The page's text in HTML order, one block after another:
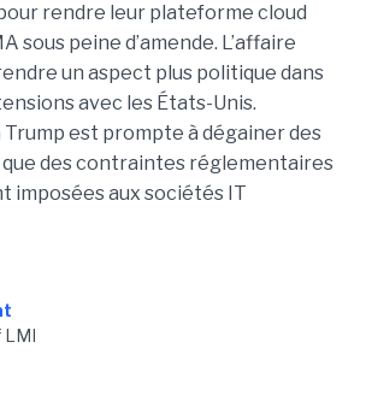
rendre leur plateforme cloud
sous peine d’amende. L’affaire
un aspect plus politique dans
avec les États-Unis.
Trump est prompte à dégainer des
des contraintes réglementaires
imposées aux sociétés IT
LMI